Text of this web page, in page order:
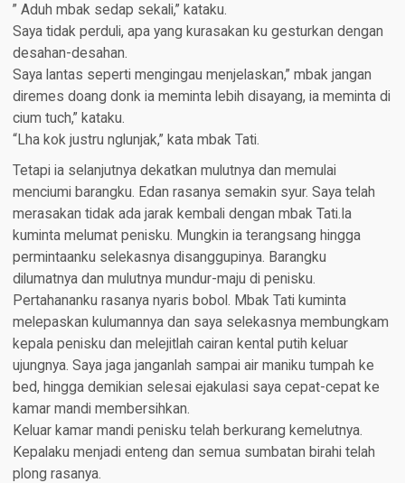
” Aduh mbak sedap sekali,” kataku.
Saya tidak perduli, apa yang kurasakan ku gesturkan dengan
desahan-desahan.
Saya lantas seperti mengingau menjelaskan,” mbak jangan
diremes doang donk ia meminta lebih disayang, ia meminta di
cium tuch,” kataku.
“Lha kok justru nglunjak,” kata mbak Tati.
Tetapi ia selanjutnya dekatkan mulutnya dan memulai
menciumi barangku. Edan rasanya semakin syur. Saya telah
merasakan tidak ada jarak kembali dengan mbak Tati.Ia
kuminta melumat penisku. Mungkin ia terangsang hingga
permintaanku selekasnya disanggupinya. Barangku
dilumatnya dan mulutnya mundur-maju di penisku.
Pertahananku rasanya nyaris bobol. Mbak Tati kuminta
melepaskan kulumannya dan saya selekasnya membungkam
kepala penisku dan melejitlah cairan kental putih keluar
ujungnya. Saya jaga janganlah sampai air maniku tumpah ke
bed, hingga demikian selesai ejakulasi saya cepat-cepat ke
kamar mandi membersihkan.
Keluar kamar mandi penisku telah berkurang kemelutnya.
Kepalaku menjadi enteng dan semua sumbatan birahi telah
plong rasanya.